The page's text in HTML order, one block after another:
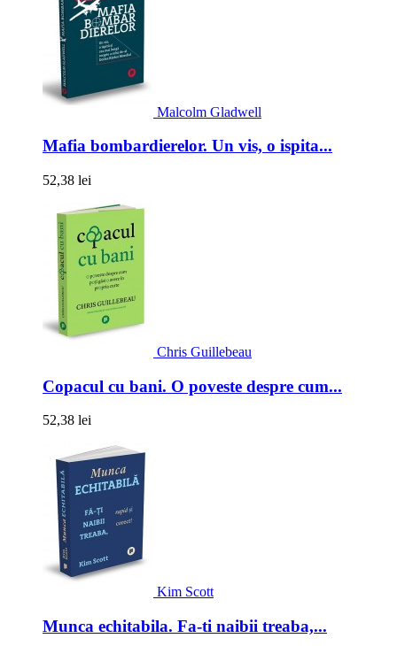
Malcolm Gladwell
Mafia bombardierelor. Un vis, o ispita...
52,38 lei
Chris Guillebeau
Copacul cu bani. O poveste despre cum...
52,38 lei
Kim Scott
Munca echitabila. Fa-ti naibii treaba,...